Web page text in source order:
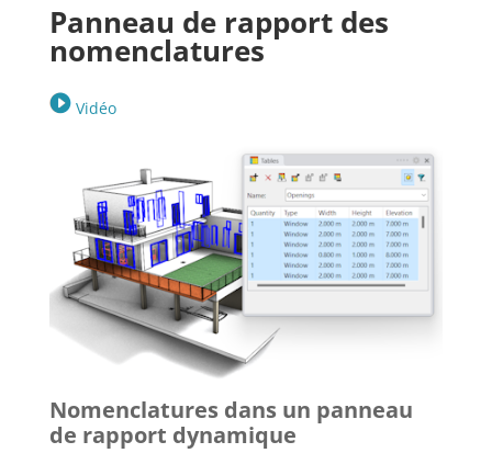
Panneau de rapport des
nomenclatures
Vidéo
Nomenclatures dans un panneau
de rapport dynamique